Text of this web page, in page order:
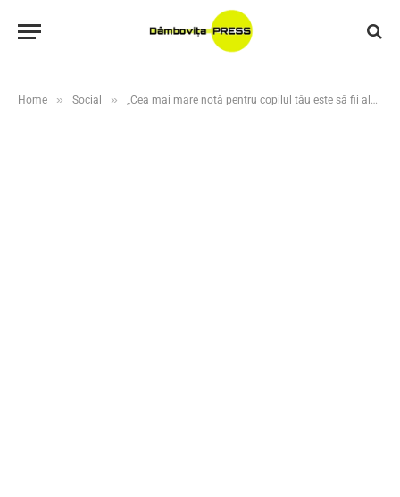
Home » Social » „Cea mai mare notă pentru copilul tău este să fii alături de el!”, mesaj de sprijin pentru elevi în perioada examenelor